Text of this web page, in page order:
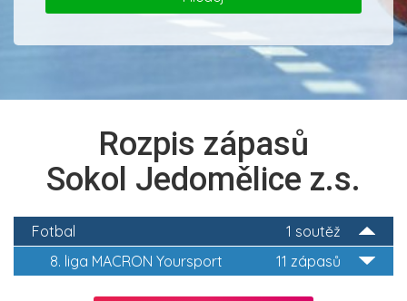
Rozpis zápasů
Sokol Jedomělice z.s.
1 soutěž
Fotbal
11 zápasů
8. liga MACRON Yoursport